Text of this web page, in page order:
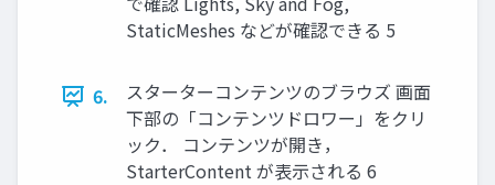
StaticMeshes などが確認できる 5
6.
スターターコンテンツのブラウズ 画面
下部の「コンテンツドロワー」をクリ
ック． コンテンツが開き，
StarterContent が表示される 6